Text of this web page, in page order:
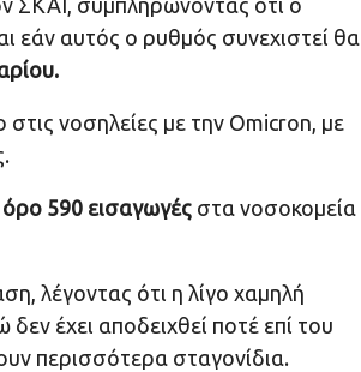
ΣΚΑΙ, συμπληρώνοντας ότι ο
εάν αυτός ο ρυθμός συνεχιστεί θα
νοσηλείες με την Omicron, με
590 εισαγωγές στα νοσοκομεία
λέγοντας ότι η λίγο χαμηλή
έχει αποδειχθεί ποτέ επί του
περισσότερα σταγονίδια.